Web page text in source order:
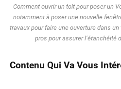
Comment ouvrir un toit pour poser un
notamment à poser une nouvelle
travaux pour faire une ouverture dans
pros pour assurer l’étanchéité
Contenu Qui Va Vous